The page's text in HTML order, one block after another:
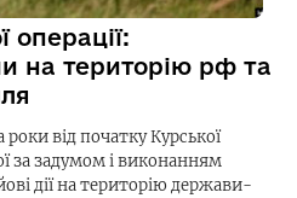
операції:
на територію рф та
від початку Курської
за задумом і виконанням
дії на територію держави-